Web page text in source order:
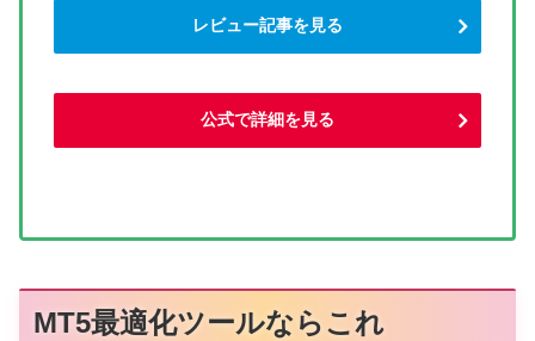
レビュー記事を見る
公式で詳細を見る
MT5最適化ツールならこれ